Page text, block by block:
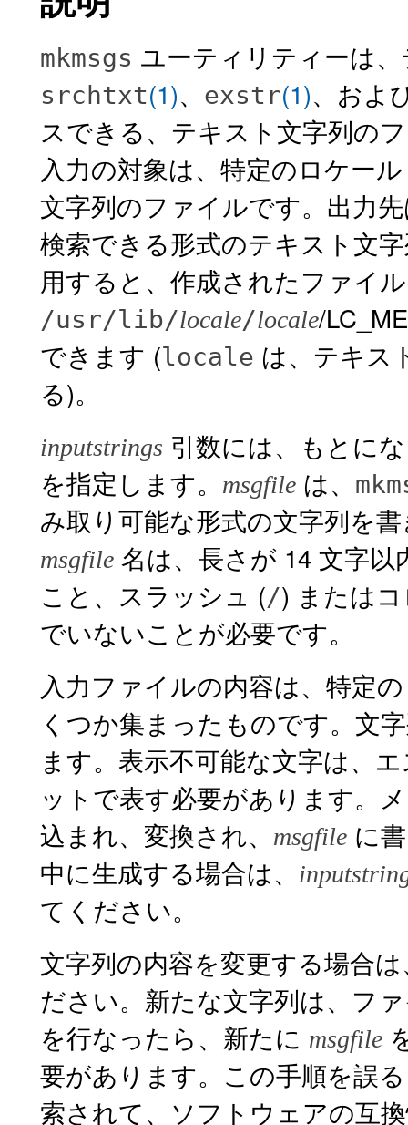
mkmsgs ユーティリティーは
srchtxt(1)、 exstr(1)、およ
スできる、テキスト文字列の
入力の対象は、特定のロケー
文字列のファイルです。出力
検索できる形式のテキスト文
用すると、作成されたファイ
/usr/lib/locale/locale/
できます (locale は、テキス
る)。
inputstrings 引数には、もとに
を指定します。
msgfile は、
み取り可能な形式の文字列を
msgfile 名は、長さが 14 文字
こと、スラッシュ (/) または
でいないことが必要です。
入力ファイルの内容は、特定
くつか集まったものです。文
ます。表示不可能な文字は、
ットで表す必要があります。
込まれ、変換され、
msgfile に
中に生成する場合は、
てください。
文字列の内容を変更する場合
ださい。新たな文字列は、フ
を行なったら、新たに msgfile
要があります。この手順を誤
索されて、ソフトウェアの互